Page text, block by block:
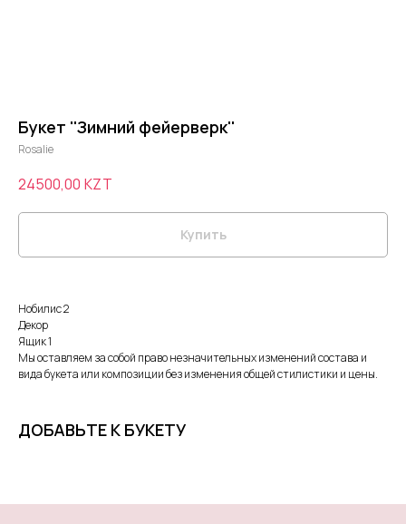
Букет ''Зимний фейерверк''
Rosalie
24500,00 KZT
Купить
Нобилис 2
Декор
Ящик 1
Мы оставляем за собой право незначительных изменений состава и
вида букета или композиции без изменения общей стилистики и цены.
ДОБАВЬТЕ К БУКЕТУ